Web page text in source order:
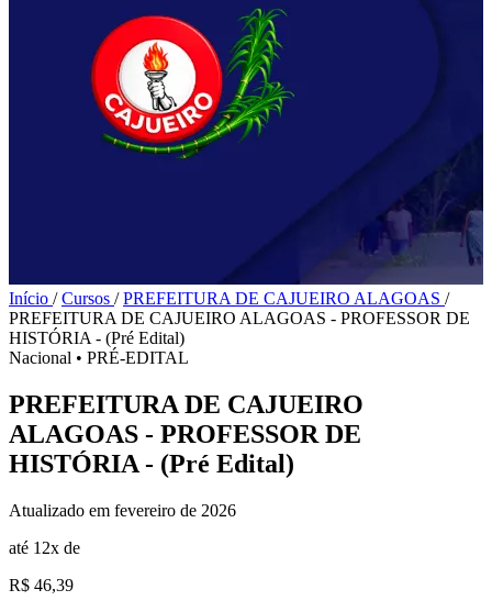
Início / Cursos / PREFEITURA DE CAJUEIRO ALAGOAS /
PREFEITURA DE CAJUEIRO ALAGOAS - PROFESSOR DE
HISTÓRIA - (Pré Edital)
Nacional • PRÉ-EDITAL
PREFEITURA DE CAJUEIRO
ALAGOAS - PROFESSOR DE
HISTÓRIA - (Pré Edital)
Atualizado em fevereiro de 2026
até 12x de
R$ 46,39